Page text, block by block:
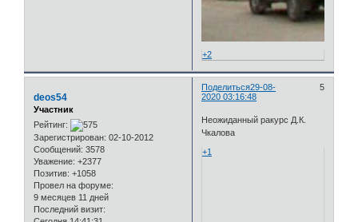
+2
Поделиться 5
29-08-
2020 03:16:48
deos54
Участник
Рейтинг:
Зарегистрирован: 02-10-2012
Сообщений: 3578
Уважение: +2377
Позитив: +1058
Провел на форуме:
9 месяцев 11 дней
Последний визит:
Неожиданный ракурс Д.К.
Чкалова
+1